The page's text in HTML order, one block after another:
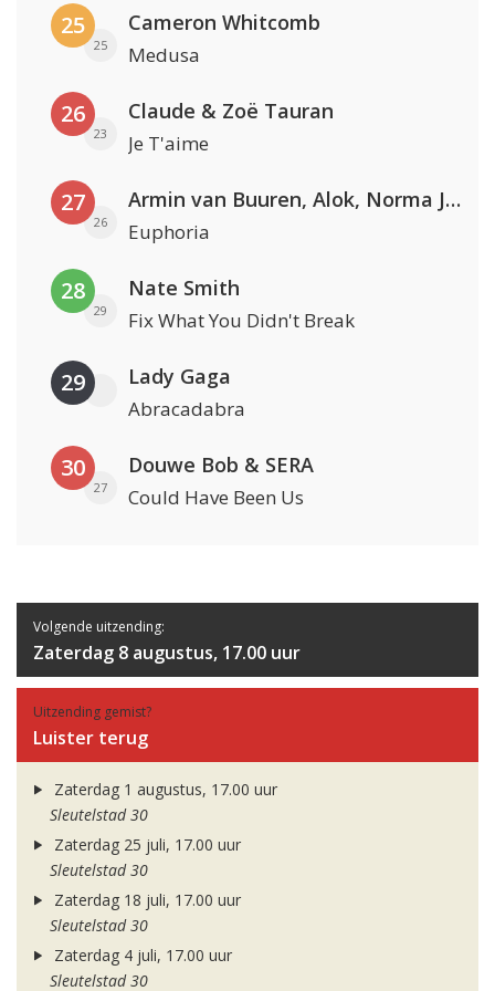
25
25
Cameron Whitcomb
Medusa
26
23
Claude & Zoë Tauran
Je T'aime
27
26
Armin van Buuren, Alok, Norma Jean Martine & LAWRENT
Euphoria
28
29
Nate Smith
Fix What You Didn't Break
29 Lady Gaga
Abracadabra
30
27
Douwe Bob & SERA
Could Have Been Us
Volgende uitzending:
Zaterdag 8 augustus, 17.00 uur
Uitzending gemist?
Luister terug
Zaterdag 1 augustus, 17.00 uur
Sleutelstad 30
Zaterdag 25 juli, 17.00 uur
Sleutelstad 30
Zaterdag 18 juli, 17.00 uur
Sleutelstad 30
Zaterdag 4 juli, 17.00 uur
Sleutelstad 30